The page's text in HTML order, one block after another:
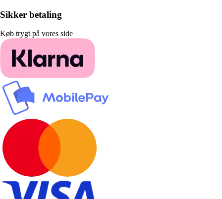
Sikker betaling
Køb trygt på vores side